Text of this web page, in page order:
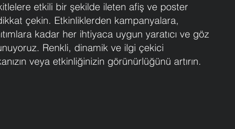
kitlelere etkili bir şekilde ileten afiş ve poster
çekin. Etkinliklerden kampanyalara,
kadar her ihtiyaca uygun yaratıcı ve göz
Renkli, dinamik ve ilgi çekici
veya etkinliğinizin görünürlüğünü artırın.